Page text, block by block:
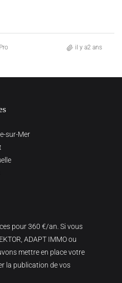
il y a2 ans
sur-Mer
pour 360 €/an. Si vous
ADAPT IMMO ou
mettre en place votre
la publication de vos